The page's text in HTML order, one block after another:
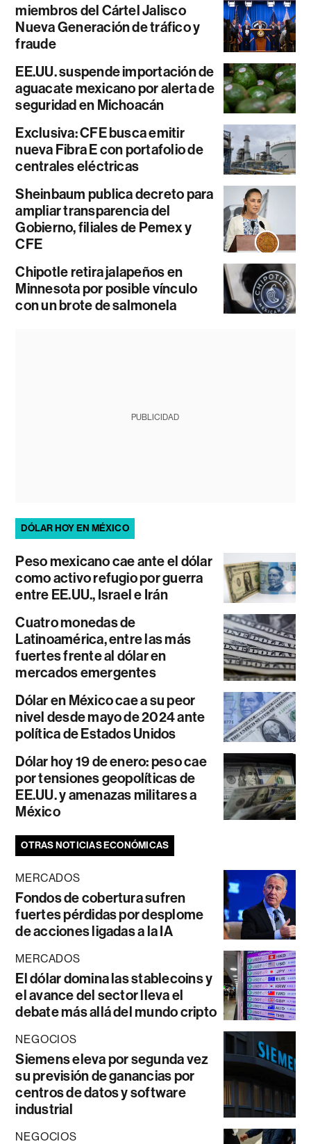
miembros del Cártel Jalisco
Nueva Generación de tráfico y
fraude
EE.UU. suspende importación de
aguacate mexicano por alerta de
seguridad en Michoacán
Exclusiva: CFE busca emitir
nueva Fibra E con portafolio de
centrales eléctricas
Sheinbaum publica decreto para
ampliar transparencia del
Gobierno, filiales de Pemex y
CFE
Chipotle retira jalapeños en
Minnesota por posible vínculo
con un brote de salmonela
PUBLICIDAD
DÓLAR HOY EN MÉXICO
Peso mexicano cae ante el dólar
como activo refugio por guerra
entre EE.UU., Israel e Irán
Cuatro monedas de
Latinoamérica, entre las más
fuertes frente al dólar en
mercados emergentes
Dólar en México cae a su peor
nivel desde mayo de 2024 ante
política de Estados Unidos
Dólar hoy 19 de enero: peso cae
por tensiones geopolíticas de
EE.UU. y amenazas militares a
México
OTRAS NOTICIAS ECONÓMICAS
MERCADOS
Fondos de cobertura sufren
fuertes pérdidas por desplome
de acciones ligadas a la IA
MERCADOS
El dólar domina las stablecoins y
el avance del sector lleva el
debate más allá del mundo cripto
NEGOCIOS
Siemens eleva por segunda vez
su previsión de ganancias por
centros de datos y software
industrial
NEGOCIOS